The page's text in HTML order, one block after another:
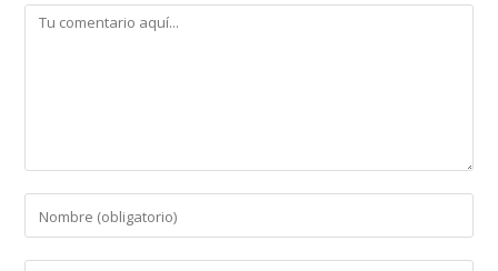
Comentario
Introduce
tu
nombre